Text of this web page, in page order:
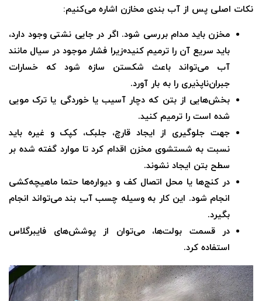
نکات اصلی پس از آب بندی مخازن اشاره می‌کنیم:
مخزن باید مدام بررسی شود. اگر در جایی نشتی وجود دارد،
باید سریع آن را ترمیم کنید۰زیرا فشار موجود در سیال مانند
آب می‌تواند باعث شکستن سازه شود که خسارات
جبران‌ناپذیری را به بار آورد.
بخش‌هایی از بتن که دچار آسیب یا خوردگی یا ترک مویی
شده است را ترمیم کنید.
جهت جلوگیری از ایجاد قارچ، جلبک، کپک و غیره باید
نسبت به شستشوی مخزن اقدام کرد تا موارد گفته شده بر
سطح بتن ایجاد نشوند.
در کنج‌ها یا محل اتصال کف و دیواره‌ها حتما ماهیچه‌کشی
انجام شود. این کار به وسیله چسب آب‌ بند می‌تواند انجام
بگیرد.
در قسمت بولت‌ها، می‌توان از پوشش‌های فایبرگلاس
استفاده کرد.